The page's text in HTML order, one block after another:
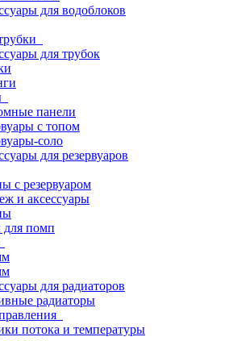
для водоблоков
для трубок
панели
с топом
соло
для резервуаров
с резервуаром
и аксессуары
помп
для радиаторов
радиаторы
потока и температуры